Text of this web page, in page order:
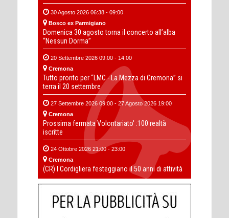
30 Agosto 2026 06:38 - 09:00
Bosco ex Parmigiano
Domenica 30 agosto torna il concerto all’alba
“Nessun Dorma”
20 Settembre 2026 09:00 - 14:00
Cremona
Tutto pronto per “LMC - La Mezza di Cremona” si
terra il 20 settembre
27 Settembre 2026 09:00 - 27 Agosto 2026 19:00
Cremona
Prossima fermata Volontariato' :100 realtà
iscritte
24 Ottobre 2026 21:00 - 23:00
Cremona
(CR) I Cordigliera festeggiano il 50 anni di attività